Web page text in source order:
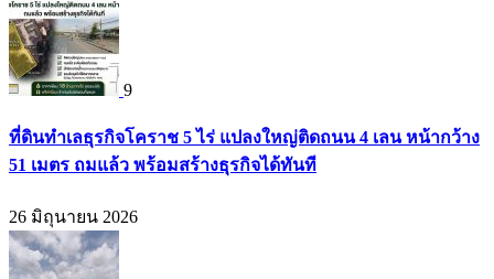
9
ที่ดินทำเลธุรกิจโคราช 5 ไร่ แปลงใหญ่ติดถนน 4 เลน หน้ากว้าง
51 เมตร ถมแล้ว พร้อมสร้างธุรกิจได้ทันที
26 มิถุนายน 2026